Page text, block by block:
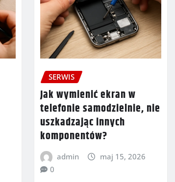
SERWIS
Jak wymienić ekran w
telefonie samodzielnie, nie
uszkadzając innych
komponentów?
admin
maj 15, 2026
0